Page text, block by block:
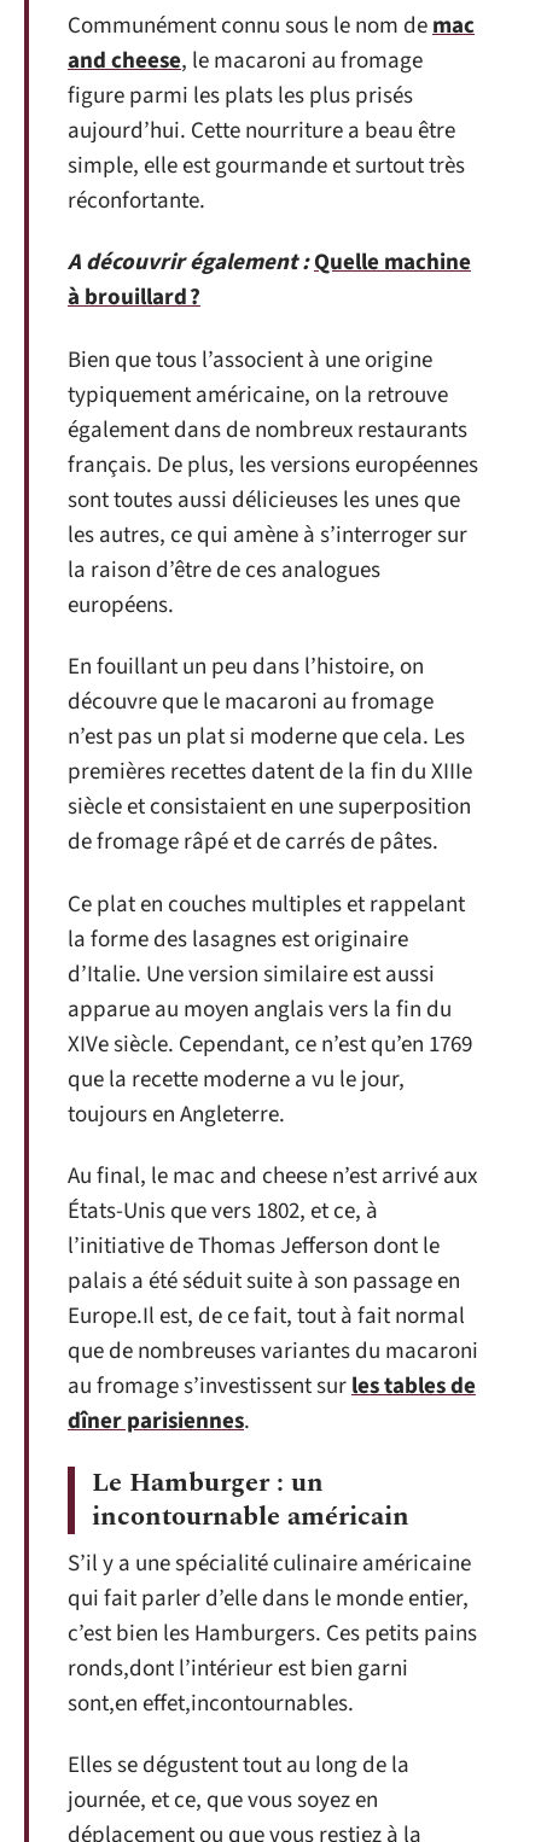
Communément connu sous le nom demac
and cheese, le macaroni au fromage
figure parmi les plats les plus prisés
aujourd’hui. Cette nourriture a beau être
simple, elle est gourmande et surtout très
réconfortante.
A découvrir également :Quelle machine
à brouillard ?
Bien que tous l’associent à une origine
typiquement américaine, on la retrouve
également dans de nombreux restaurants
français. De plus, les versions européennes
sont toutes aussi délicieuses les unes que
les autres, ce qui amène à s’interroger sur
la raison d’être de ces analogues
européens.
En fouillant un peu dans l’histoire, on
découvre que le macaroni au fromage
n’est pas un plat si moderne que cela. Les
premières recettes datent de la fin du XIIIe
siècle et consistaient en une superposition
de fromage râpé et de carrés de pâtes.
Ce plat en couches multiples et rappelant
la forme des lasagnes est originaire
d’Italie. Une version similaire est aussi
apparue au moyen anglais vers la fin du
XIVe siècle. Cependant, ce n’est qu’en 1769
que la recette moderne a vu le jour,
toujours en Angleterre.
Au final, le mac and cheese n’est arrivé aux
États-Unis que vers 1802, et ce, à
l’initiative de Thomas Jefferson dont le
palais a été séduit suite à son passage en
Europe.Il est, de ce fait, tout à fait normal
que de nombreuses variantes du macaroni
au fromage s’investissent surles tables de
dîner parisiennes.
Le Hamburger : un
incontournable américain
S’il y a une spécialité culinaire américaine
qui fait parler d’elle dans le monde entier,
c’est bien les Hamburgers. Ces petits pains
ronds,dont l’intérieur est bien garni
sont,en effet,incontournables.
Elles se dégustent tout au long de la
journée, et ce, que vous soyez en
déplacement ou que vous restiez à la